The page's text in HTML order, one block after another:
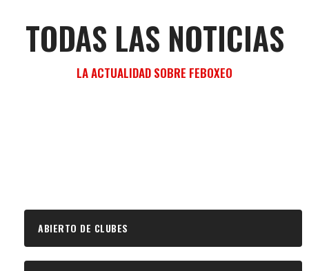
TODAS LAS NOTICIAS
LA ACTUALIDAD SOBRE FEBOXEO
ABIERTO DE CLUBES